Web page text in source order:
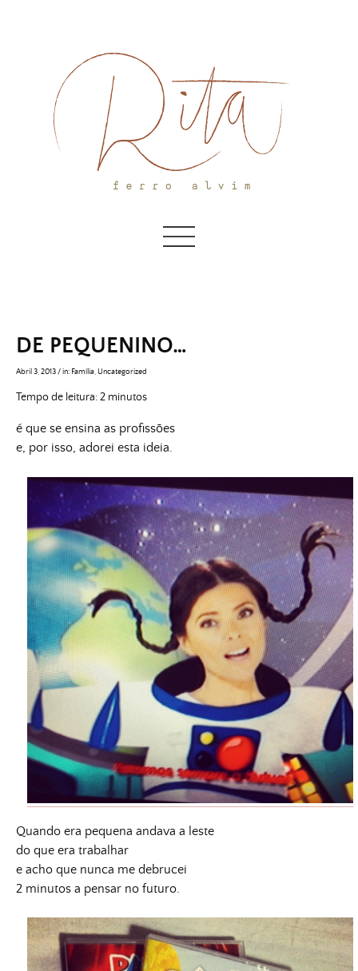
DE PEQUENINO…
Abril 3, 2013/in: Família Uncategorized
Tempo de leitura:2 minutos
é que se ensina as profissões
e, por isso, adorei esta ideia.
Quando era pequena andava a leste
do que era trabalhar
e acho que nunca me debrucei
2 minutos a pensar no futuro.